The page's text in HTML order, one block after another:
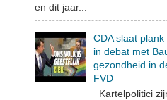
en dit jaar...
CDA slaat
in debat met
gezondheid in
FVD
Kartelpolitici